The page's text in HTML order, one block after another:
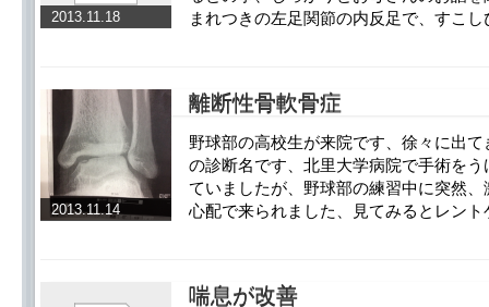
2013.11.18
まれつきの左足関節の内反足で、すこ
2013.11.14
離断性骨軟骨症
野球部の高校生が来院です、徐々に出
の診断名です、北里大学病院で手術を
ていましたが、野球部の練習中に突然
心配で来られました、見てみるとレン
喘息が改善